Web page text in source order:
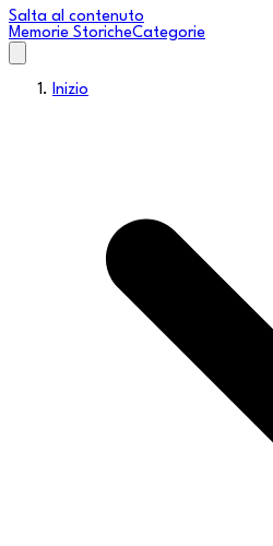
Salta al contenuto
Memorie StoricheCategorie
Inizio